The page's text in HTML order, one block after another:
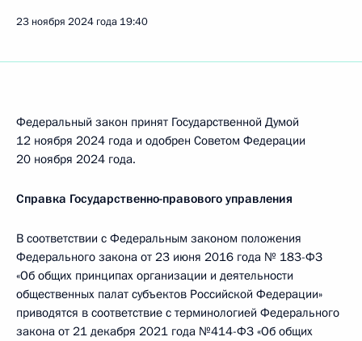
23 ноября 2024 года 19:40
Федеральный закон принят Государственной Думой
12 ноября 2024 года и одобрен Советом Федерации
20 ноября 2024 года.
Справка Государственно-правового управления
В соответствии с Федеральным законом положения
Федерального закона от 23 июня 2016 года № 183-ФЗ
«Об общих принципах организации и деятельности
общественных палат субъектов Российской Федерации»
приводятся в соответствие с терминологией Федерального
закона от 21 декабря 2021 года №414-ФЗ «Об общих